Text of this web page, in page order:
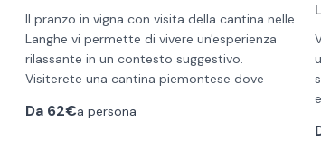
Il pranzo in vigna con visita della cantina nelle
Langhe vi permette di vivere un'esperienza
rilassante in un contesto suggestivo.
Visiterete una cantina piemontese dove
personalmente. Qui avrete l'opportunità di
Da 62€a persona